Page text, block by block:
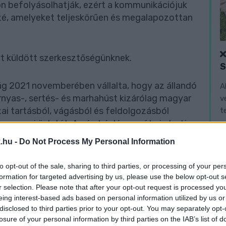
- Do Not Process My Personal Information
opt-out of the sale, sharing to third parties, or processing of your
for targeted advertising by us, please use the below opt-out
selection. Please note that after your opt-out request is processed
interest-based ads based on personal information utilized by us
to third parties prior to your opt-out. You may separately
of your personal information by third parties on the IAB’s list of
ezért a kommunikációjuk
amelyeket teljeskörűen és megalapozottan
küldött szerkesztőségünknek.
2021 novemberében vállalta, hogy az állandó
, sertés- és marhahúst kizárólag magyar
tartásból, vágásból és feldolgozásból
üzletét. Az áruházlánc azóta is tartja
továbbra is 100%-ban magyar friss húst
hanem csak arra, hogy egyes esetekben a
magyar friss hús termékek mellett olyan
magyar forrásból származtak. Az ALDI
kapcsolatban az üzletekben és az